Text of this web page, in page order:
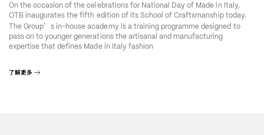
On the occasion of the celebrations for National Day of Made in Italy,
OTB inaugurates the fifth edition of its School of Craftsmanship today.
The Group’s in-house academy is a training programme designed to
pass on to younger generations the artisanal and manufacturing
expertise that defines Made in Italy fashion
了解更多